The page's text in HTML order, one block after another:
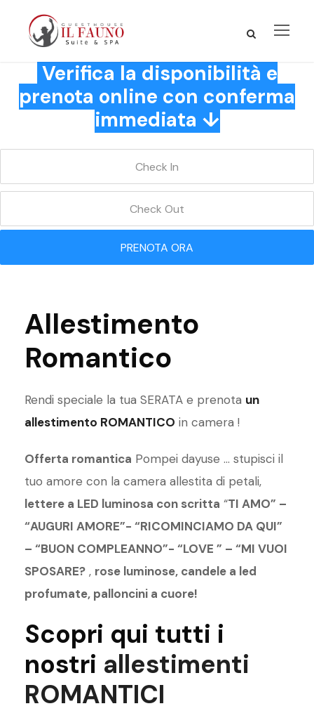
Verifica la disponibilità e
prenota online con conferma
immediata ↓
PRENOTA ORA
Allestimento
Romantico
Rendi speciale la tua SERATA e prenota un
allestimento ROMANTICO in camera !
Offerta romantica Pompei dayuse … stupisci il
tuo amore con la camera allestita di petali,
lettere a LED luminosa con scritta “TI AMO” –
“AUGURI AMORE”- “RICOMINCIAMO DA QUI”
– “BUON COMPLEANNO”- “LOVE ” – “MI VUOI
SPOSARE? , rose luminose, candele a led
profumate, palloncini a cuore!
Scopri qui tutti i
nostri allestimenti
ROMANTICI